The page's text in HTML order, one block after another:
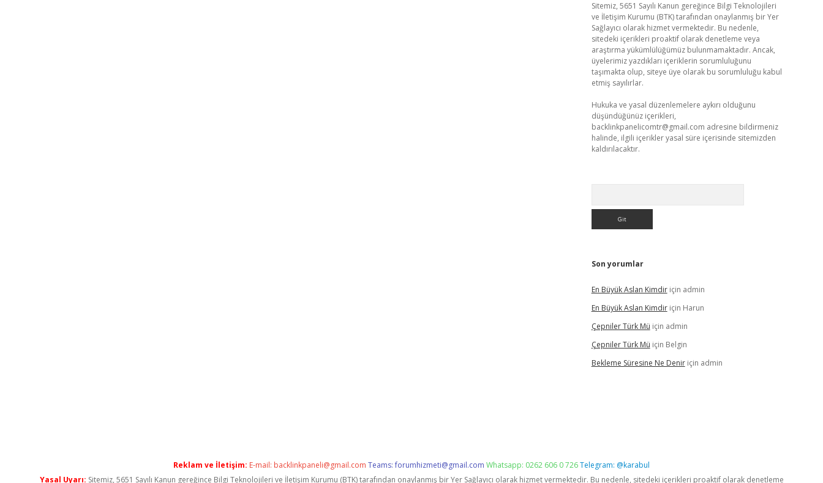
Sitemiz, 5651 Sayılı Kanun gereğince Bilgi Teknolojileri
ve İletişim Kurumu (BTK) tarafından onaylanmış bir Yer
Sağlayıcı olarak hizmet vermektedir. Bu nedenle,
sitedeki içerikleri proaktif olarak denetleme veya
araştırma yükümlülüğümüz bulunmamaktadır. Ancak,
üyelerimiz yazdıkları içeriklerin sorumluluğunu
taşımakta olup, siteye üye olarak bu sorumluluğu kabul
etmiş sayılırlar.
Hukuka ve yasal düzenlemelere aykırı olduğunu
düşündüğünüz içerikleri,
backlinkpanelicomtr@gmail.com adresine bildirmeniz
halinde, ilgili içerikler yasal süre içerisinde sitemizden
kaldırılacaktır.
Son yorumlar
En Büyük Aslan Kimdiriçin admin
En Büyük Aslan Kimdiriçin Harun
Çepniler Türk Mü için admin
Çepniler Türk Mü için Belgin
Bekleme Süresine Ne Deniriçin admin
Reklam ve İletişim: E-mail: backlinkpaneli@gmail.com Teams:forumhizmeti@gmail.com Whatsapp: 0262 606 0 726Telegram: @karabul
Yasal Uyarı: Sitemiz, 5651 Sayılı Kanun gereğince Bilgi Teknolojileri ve İletişim Kurumu (BTK) tarafından onaylanmış bir Yer Sağlayıcı olarak hizmet vermektedir. Bu nedenle, sitedeki içerikleri proaktif olarak denetleme